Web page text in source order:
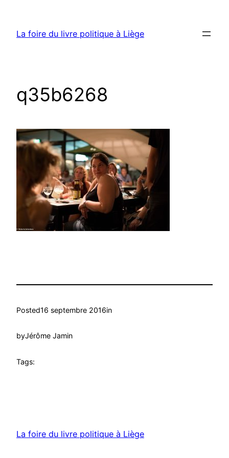
contenu
La foire du livre politique à Liège
q35b6268
Posted16 septembre 2016in
byJérôme Jamin
Tags:
La foire du livre politique à Liège